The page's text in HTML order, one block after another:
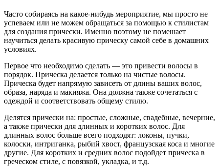
Часто собираясь на какое-нибудь мероприятие, мы просто не
успеваем или не можем обращаться за помощью к стилистам
для создания прически. Именно поэтому не помешает
научиться делать красивую прическу самой себе в домашних
условиях.
Первое что необходимо сделать — это привести волосы в
порядок. Прическа делается только на чистые волосы.
Прическа будет напрямую зависеть от длины ваших волос,
образа, наряда и макияжа. Она должна также сочетаться с
одеждой и соответствовать общему стилю.
Делятся прически на: простые, сложные, свадебные, вечерние,
а также прически для длинных и коротких волос. Для
длинных волос больше всего подходят: локоны, пучки,
колоски, интриганка, рыбий хвост, французская коса и многие
другие. Для коротких и средних волос подойдет прическа в
греческом стиле, с повязкой, укладка, и т.д.